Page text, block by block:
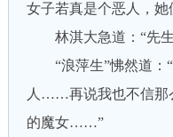
女子若真是个恶人，
林淇大急道：“先
“浪萍生”怫然道：“
人……再说我也不信那
的魔女……”